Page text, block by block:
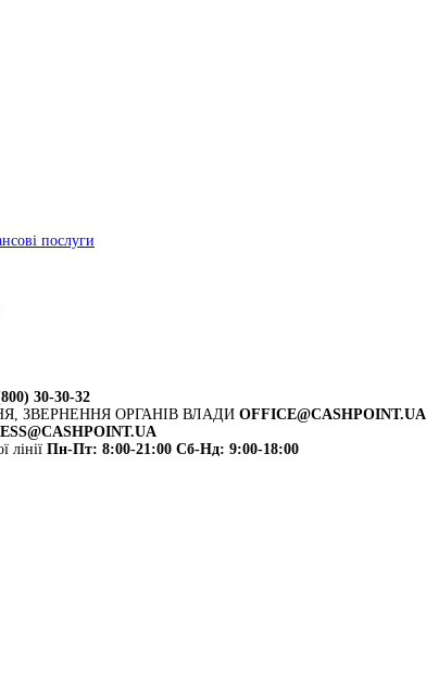
послуги
30-30-32
ЗВЕРНЕННЯ ОРГАНІВ ВЛАДИ OFFICE@CASHPOINT.UA
лінії Пн-Пт: 8:00-21:00 Сб-Нд: 9:00-18:00